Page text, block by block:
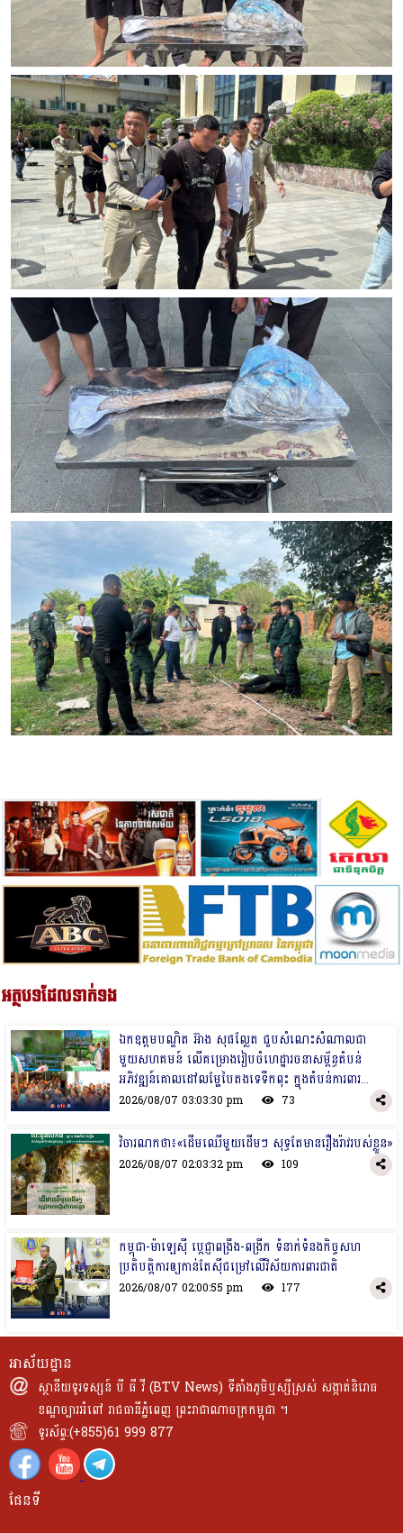
អត្ថបទដែលទាក់ទង
ឯកឧត្តមបណ្ឌិត អ៊ាង សុផល្លែត ជួបសំណេះសំណាលជា
មួយសហគមន៍ លើគម្រោងរៀបចំហេដ្ឋារចនាសម្ព័ន្ធតំបន់
អភិវឌ្ឍន៍គោលដៅលម្ហែបៃតងទេទឹកពុះ ក្នុងតំបន់ការពារ
ធម្មជាតិកោដូន្តី ខេត្តកំពង់ស្ពឺ
2026/08/07 03:03:30 pm 73
វិចារណកថា៖«ដើមឈើមួយដើមៗ សុទ្ធតែមានរឿងរ៉ាវរបស់ខ្លួន»
2026/08/07 02:03:32 pm 109
កម្ពុជា-ម៉ាឡេស៊ី ប្តេជ្ញាពង្រឹង-ពង្រីក ទំនាក់ទំនងកិច្ចសហ
ប្រតិបត្តិការឲ្យកាន់តែស៊ីជម្រៅលើវិស័យការពារជាតិ
2026/08/07 02:00:55 pm 177
អាស័យដ្ឋាន
ស្ថានីយទូរទស្សន៍ បី ធី វី (BTV News) ទីតាំងភូមិឬស្សីស្រស់ សង្កាត់និរោធ
ខណ្ឌច្បារអំពៅ រាជធានីភ្នំពេញ ព្រះរាជាណាចក្រកម្ពុជា ។
ទូរស័ព្ទ:(+855)61 999 877
ផែនទី